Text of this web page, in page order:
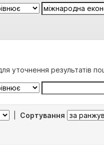
уточнення результатів
Сортування